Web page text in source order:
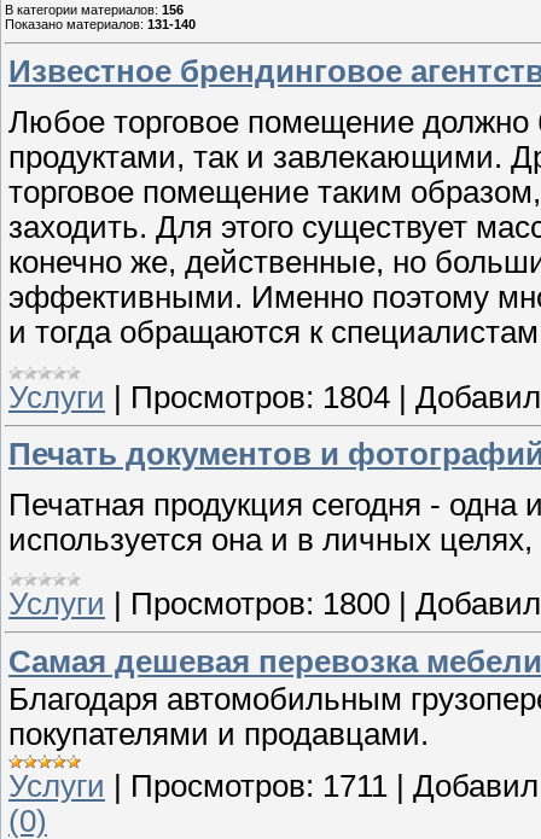
В категории материалов: 156
Показано материалов: 131-140
Известное брендинговое
Любое торговое помещение
продуктами, так и завлекающими.
торговое помещение таким
заходить. Для этого существует
конечно же, действенные, но
эффективными. Именно поэтому
и тогда обращаются к
Услуги | Просмотров: 1804 |
Печать документов и
Печатная продукция сегодня -
используется она и в личных
Услуги
Просмотров: 1800
Самая дешевая перевозка
Благодаря автомобильным
покупателями и продавцами.
Услуги | Просмотров: 1711 |
(0)